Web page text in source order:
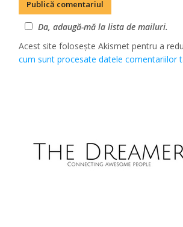
Da, adaugă-mă la lista de mailuri.
Acest site folosește Akismet pentru a
cum sunt procesate datele comentariilor